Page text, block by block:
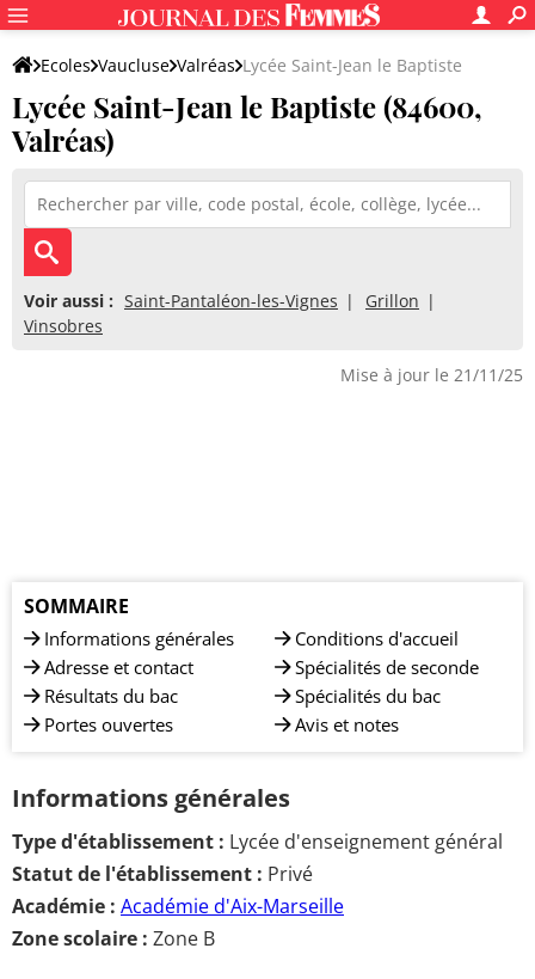
Ecoles Vaucluse Valréas Lycée Saint-Jean le Baptiste
Lycée Saint-Jean le Baptiste (84600,
Valréas)
Voir aussi : Saint-Pantaléon-les-Vignes
Grillon
Vinsobres
Mise à jour le 21/11/25
SOMMAIRE
Informations générales
Adresse et contact
Résultats du bac
Portes ouvertes
Conditions d'accueil
Spécialités de seconde
Spécialités du bac
Avis et notes
Informations générales
Type d'établissement : Lycée d'enseignement général
Statut de l'établissement : Privé
Académie : Académie d'Aix-Marseille
Zone scolaire : Zone B